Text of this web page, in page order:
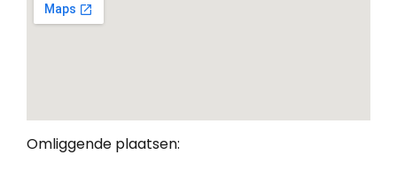
Omliggende plaatsen: